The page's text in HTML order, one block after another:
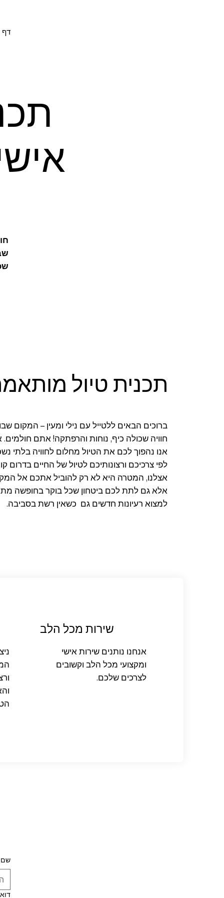
דף
תכנית טיול
ברוכים הבאים ללטייל עם נילי ומעין –
חוויה שכולה כיף, נוחות והרפתקה! אתם חולמים.
אנו נהפוך לכם את הטיול מחלום לחוויה בלתי
לפי צרכיכם ורצונותיכם לטיול של החיים בדרום
אצלנו, המטרה היא לא רק להוביל אתכם אל
אלא גם לתת לכם ביטחון שכל בוקר בחופשה
למצוא רעיונות חדשים גם כשאין רשת בסביבה.
שירות מכל הלב
אנחנו נותנים שירות אישי
ומקצועי מכל הלב וקשובים
לצרכים שלכם.